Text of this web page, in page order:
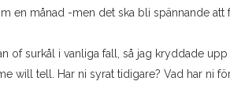
en månad -men det ska bli spännande att
of surkål i vanliga fall, så jag kryddade
will tell. Har ni syrat tidigare? Vad har ni